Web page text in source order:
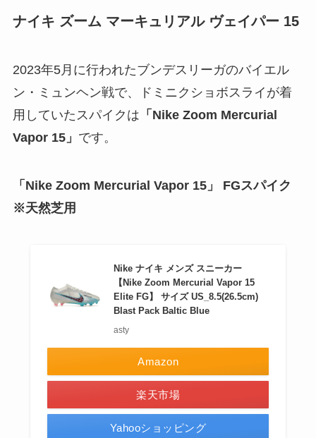
ナイキ ズーム マーキュリアル ヴェイパー 15
2023年5月に行われたブンデスリーガのバイエル
ン・ミュンヘン戦で、ドミニクショボスライが着
用していたスパイクは 「Nike Zoom Mercurial
Vapor 15」 です。
「Nike Zoom Mercurial Vapor 15」 FGスパイク
※天然芝用
Nike ナイキ メンズ スニーカー
【Nike Zoom Mercurial Vapor 15
Elite FG】 サイズ US_8.5(26.5cm)
Blast Pack Baltic Blue
asty
Amazon
楽天市場
Yahooショッピング